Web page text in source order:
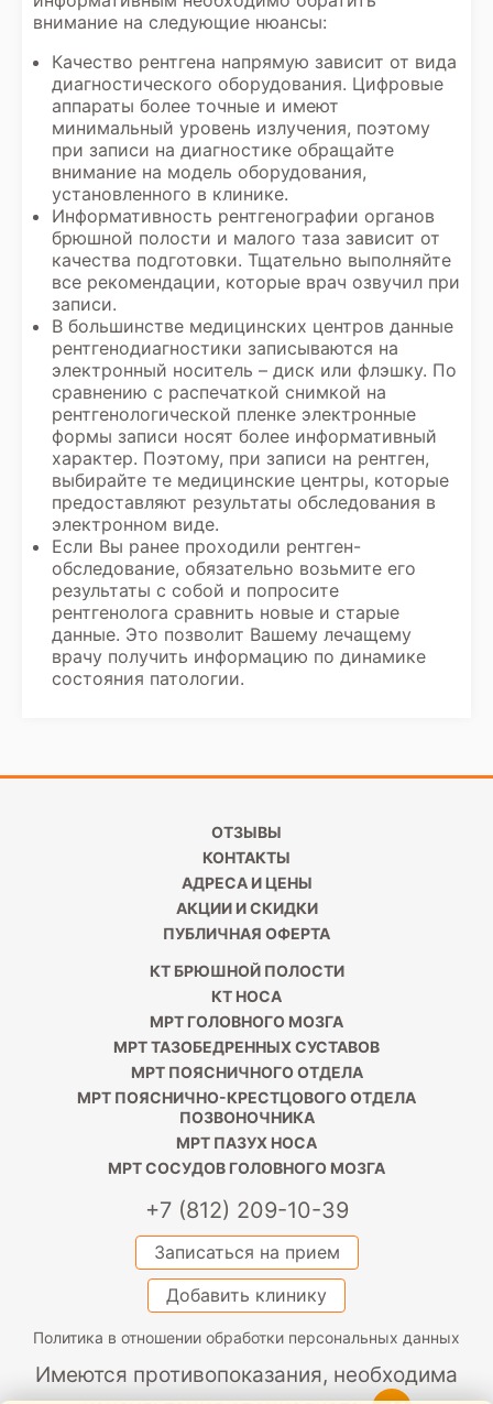
внимание на следующие нюансы:
Качество рентгена напрямую зависит от вида
диагностического оборудования. Цифровые
аппараты более точные и имеют
минимальный уровень излучения, поэтому
при записи на диагностике обращайте
внимание на модель оборудования,
установленного в клинике.
Информативность рентгенографии органов
брюшной полости и малого таза зависит от
качества подготовки. Тщательно выполняйте
все рекомендации, которые врач озвучил при
записи.
В большинстве медицинских центров данные
рентгенодиагностики записываются на
электронный носитель – диск или флэшку. По
сравнению с распечаткой снимкой на
рентгенологической пленке электронные
формы записи носят более информативный
характер. Поэтому, при записи на рентген,
выбирайте те медицинские центры, которые
предоставляют результаты обследования в
электронном виде.
Если Вы ранее проходили рентген-
обследование, обязательно возьмите его
результаты с собой и попросите
рентгенолога сравнить новые и старые
данные. Это позволит Вашему лечащему
врачу получить информацию по динамике
состояния патологии.
ОТЗЫВЫ
КОНТАКТЫ
АДРЕСА И ЦЕНЫ
АКЦИИ И СКИДКИ
ПУБЛИЧНАЯ ОФЕРТА
КТ БРЮШНОЙ ПОЛОСТИ
КТ НОСА
МРТ ГОЛОВНОГО МОЗГА
МРТ ТАЗОБЕДРЕННЫХ СУСТАВОВ
МРТ ПОЯСНИЧНОГО ОТДЕЛА
МРТ ПОЯСНИЧНО-КРЕСТЦОВОГО ОТДЕЛА
ПОЗВОНОЧНИКА
МРТ ПАЗУХ НОСА
МРТ СОСУДОВ ГОЛОВНОГО МОЗГА
+7 (812) 209-10-39
Записаться на прием
Добавить клинику
Политика в отношении обработки персональных данных
Имеются противопоказания, необходима